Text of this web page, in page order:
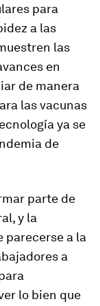
para
a las
las
en
de manera
las vacunas
ya se
de
parte de
y la
parecerse a la
a
lo bien que